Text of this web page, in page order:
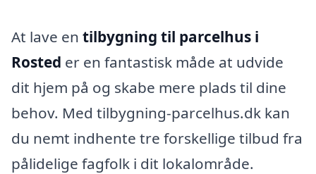
At lave en tilbygning til parcelhus i
Rosted er en fantastisk måde at udvide
dit hjem på og skabe mere plads til dine
behov. Med tilbygning-parcelhus.dk kan
du nemt indhente tre forskellige tilbud fra
pålidelige fagfolk i dit lokalområde.